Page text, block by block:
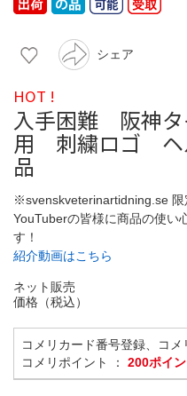
シェア
HOT !
入手困難 阪神
用 刺繍ロゴ ヘ
品
※svenskveterinartidning.se 限
YouTuberの皆様に商品の使い
す！
紹介動画はこちら
ネット販売
価格（税込）
コメリカード番号登録、コ
コメリポイント ： 200ポイ